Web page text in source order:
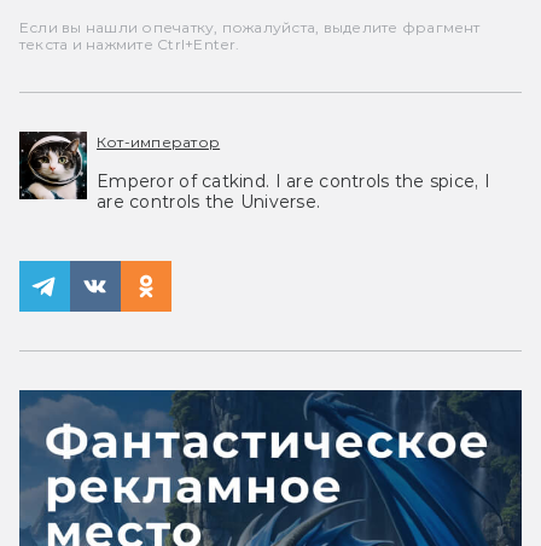
Если вы нашли опечатку, пожалуйста, выделите фрагмент
текста и нажмите Ctrl+Enter.
Кот-император
Emperor of catkind. I are controls the spice, I
are controls the Universe.